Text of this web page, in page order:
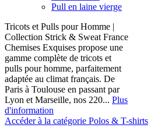
Pull en laine vierge
Tricots et Pulls pour Homme |
Collection Strick & Sweat France
Chemises Exquises propose une
gamme complète de tricots et
pulls pour homme, parfaitement
adaptée au climat français. De
Paris à Toulouse en passant par
Lyon et Marseille, nos 220... Plus
d'information
Accéder à la catégorie Polos & T-shirts